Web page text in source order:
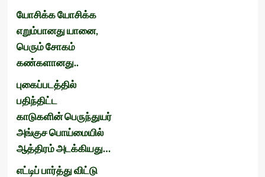
யோசிக்கயோசிக்க
எறும்பானதுயானை,
பெரும்சோகம்
கண்களானது..
புகைப்படத்தில்
பதிந்திட்ட
காடுகளின்பெருந்துயர்
அங்குசபொய்மையில்
ஆத்திரம்அடக்கியது…
எட்டிப்பார்த்துவிட்டு